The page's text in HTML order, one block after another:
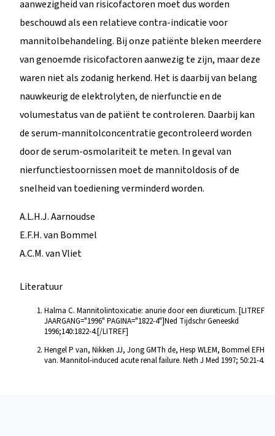
aanwezigheid van risicofactoren moet dus worden
beschouwd als een relatieve contra-indicatie voor
mannitolbehandeling. Bij onze patiënte bleken meerdere
van genoemde risicofactoren aanwezig te zijn, maar deze
waren niet als zodanig herkend. Het is daarbij van belang
nauwkeurig de elektrolyten, de nierfunctie en de
volumestatus van de patiënt te controleren. Daarbij kan
de serum-mannitolconcentratie gecontroleerd worden
door de serum-osmolariteit te meten. In geval van
nierfunctiestoornissen moet de mannitoldosis of de
snelheid van toediening verminderd worden.
A.L.H.J. Aarnoudse
E.F.H. van Bommel
A.C.M. van Vliet
Literatuur
Halma C. Mannitolintoxicatie: anurie door een diureticum. [LITREF
JAARGANG="1996" PAGINA="1822-4"]Ned Tijdschr Geneeskd
1996;140:1822-4.[/LITREF]
Hengel P van, Nikken JJ, Jong GMTh de, Hesp WLEM, Bommel EFH
van. Mannitol-induced acute renal failure. Neth J Med 1997; 50:21-4.